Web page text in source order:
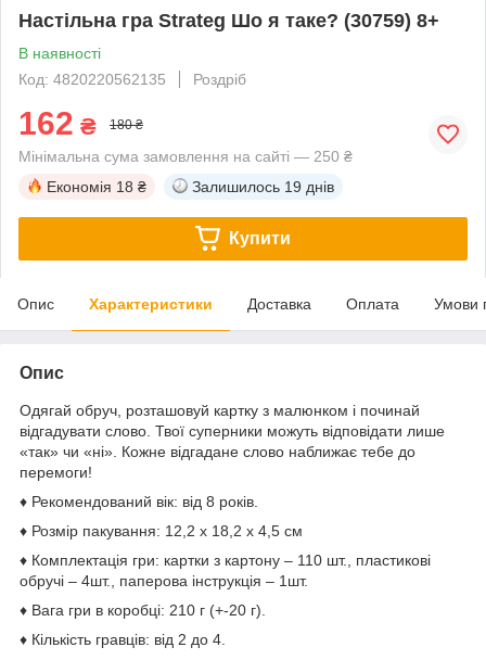
Настільна гра Strateg Шо я таке? (30759) 8+
В наявності
Код: 4820220562135
Роздріб
162 ₴ 180 ₴
Мінімальна сума замовлення на сайті — 250 ₴
Економія 18 ₴ Залишилось 19 днів
Купити
Опис Характеристики Доставка Оплата Умови
Опис
Одягай обруч, розташовуй картку з малюнком і починай
відгадувати слово. Твої суперники можуть відповідати лише
«так» чи «ні». Кожне відгадане слово наближає тебе до
перемоги!
♦ Рекомендований вік: від 8 років.
♦ Розмір пакування: 12,2 х 18,2 х 4,5 см
♦ Комплектація гри: картки з картону – 110 шт., пластикові
обручі – 4шт., паперова інструкція – 1шт.
♦ Вага гри в коробці: 210 г (+-20 г).
♦ Кількість гравців: від 2 до 4.